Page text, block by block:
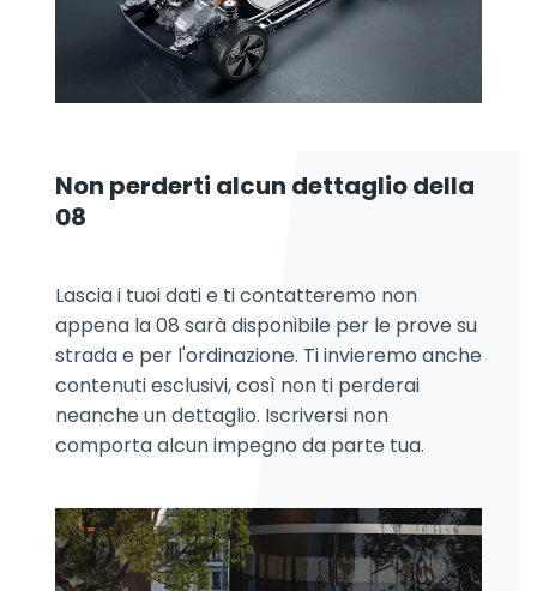
Non perderti alcun dettaglio della
08
Lascia i tuoi dati e ti contatteremo non
appena la 08 sarà disponibile per le prove su
strada e per l'ordinazione. Ti invieremo anche
contenuti esclusivi, così non ti perderai
neanche un dettaglio. Iscriversi non
comporta alcun impegno da parte tua.